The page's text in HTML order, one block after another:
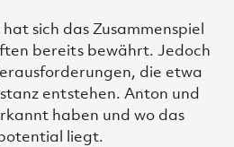
sich das Zusammenspiel
bereits bewährt. Jedoch
die etwa
entstehen. Anton und
haben und wo das
liegt.